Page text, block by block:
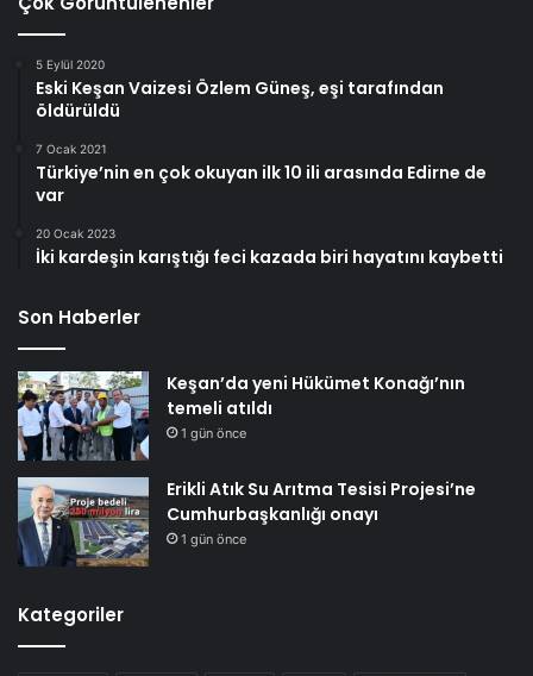
5 Eylül 2020
Eski Keşan Vaizesi Özlem Güneş, eşi tarafından
öldürüldü
7 Ocak 2021
Türkiye’nin en çok okuyan ilk 10 ili arasında Edirne de
var
20 Ocak 2023
İki kardeşin karıştığı feci kazada biri hayatını kaybetti
Son Haberler
Keşan’da yeni Hükümet Konağı’nın
temeli atıldı
1 gün önce
Erikli Atık Su Arıtma Tesisi Projesi’ne
Cumhurbaşkanlığı onayı
1 gün önce
Kategoriler